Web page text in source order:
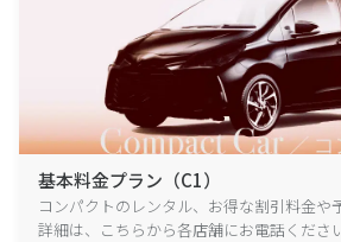
基本料金プラン（C1）
コンパクトのレンタル、お得な割引料金や
詳細は、こちらから各店舗にお電話ください